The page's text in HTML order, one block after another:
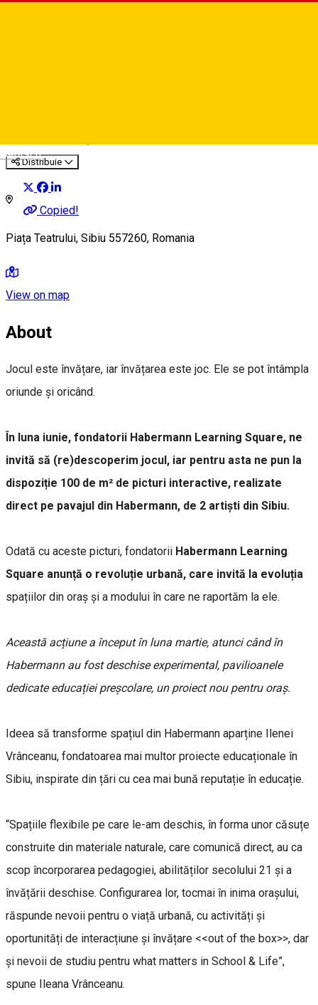
Deutsch
Distribuie
Copied!
Piața Teatrului, Sibiu 557260, Romania
View on map
About
Jocul este învățare, iar învățarea este joc. Ele se pot întâmpla
oriunde și oricând.
În luna iunie, fondatorii Habermann Learning Square, ne
invită să (re)descoperim jocul, iar pentru asta ne pun la
dispoziție 100 de m² de picturi interactive, realizate
direct pe pavajul din Habermann, de 2 artiști din Sibiu.
Odată cu aceste picturi, fondatorii Habermann Learning
Square anunță o revoluție urbană, care invită la evoluția
spațiilor din oraș și a modului în care ne raportăm la ele.
Această acțiune a început în luna martie, atunci când în
Habermann au fost deschise experimental, pavilioanele
dedicate educației preșcolare, un proiect nou pentru oraș.
Ideea să transforme spațiul din Habermann aparține Ilenei
Vrânceanu, fondatoarea mai multor proiecte educaționale în
Sibiu, inspirate din țări cu cea mai bună reputație în educație.
“Spațiile flexibile pe care le-am deschis, în forma unor căsuțe
construite din materiale naturale, care comunică direct, au ca
scop încorporarea pedagogiei, abilităților secolului 21 și a
învățării deschise. Configurarea lor, tocmai în inima orașului,
răspunde nevoii pentru o viață urbană, cu activități și
oportunități de interacțiune și învățare <<out of the box>>, dar
și nevoii de studiu pentru what matters in School & Life”,
spune Ileana Vrânceanu.